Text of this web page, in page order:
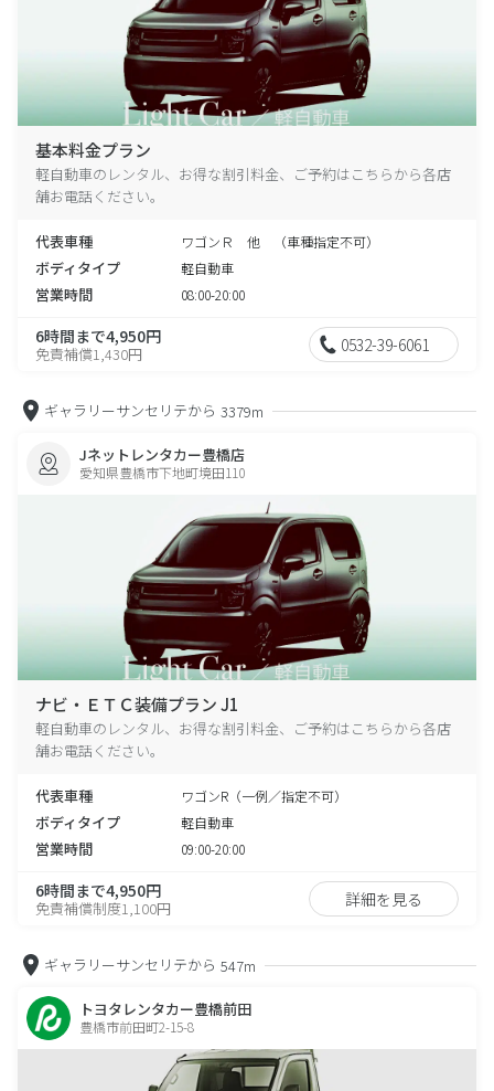
基本料金プラン
軽自動車のレンタル、お得な割引料金、ご予約はこちらから各店
舗お電話ください。
代表車種 ワゴンＲ 他 （車種指定不可）
ボディタイプ 軽自動車
営業時間 08:00-20:00
6時間まで4,950円
免責補償1,430円 0532-39-6061
ギャラリーサンセリテから 3379m
Jネットレンタカー豊橋店
愛知県豊橋市下地町境田110
ナビ・ＥＴＣ装備プラン J1
軽自動車のレンタル、お得な割引料金、ご予約はこちらから各店
舗お電話ください。
代表車種 ワゴンR（一例／指定不可）
ボディタイプ 軽自動車
営業時間 09:00-20:00
6時間まで4,950円
免責補償制度1,100円 詳細を見る
ギャラリーサンセリテから 547m
トヨタレンタカー豊橋前田
豊橋市前田町2-15-8